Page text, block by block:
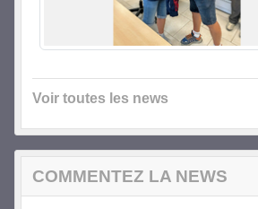
Voir toutes les news
COMMENTEZ LA NEWS